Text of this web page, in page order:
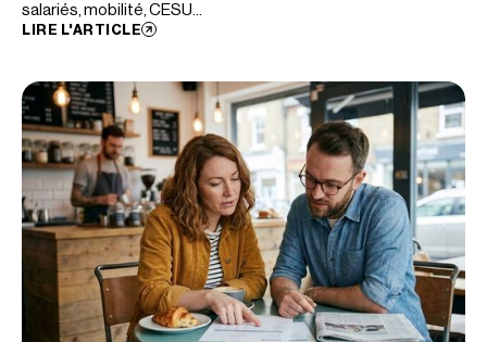
salariés, mobilité, CESU...
LIRE L'ARTICLE